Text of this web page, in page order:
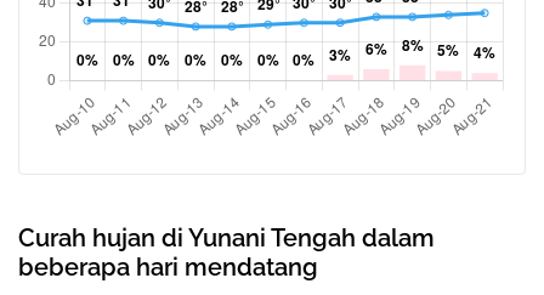
Curah hujan di Yunani Tengah dalam
beberapa hari mendatang